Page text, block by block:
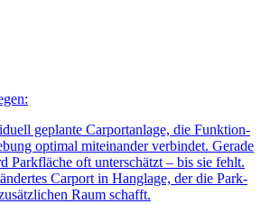
geplante Car­port­anlage, die Funktion­
optimal mit­einander verbindet. Gerade
Park­fläche oft unter­schätzt – bis sie fehlt.
Carport in Hang­lage, der die Park­
Raum schafft.